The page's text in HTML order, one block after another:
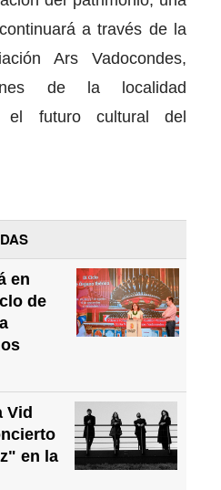
a través de la
Ars Vadocondes,
de la localidad
el futuro cultural del
en
de
Vid
en la